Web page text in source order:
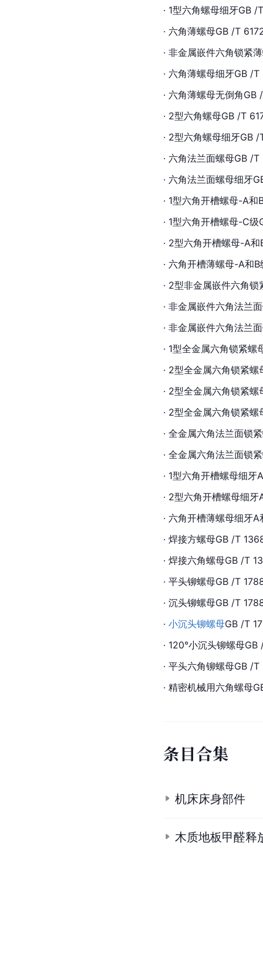
· 1型六角螺母细牙GB
· 六角薄螺母GB /T
· 非金属嵌件六角锁紧
· 六角薄螺母细牙GB /
· 六角薄螺母无倒角GB
· 2型六角螺母GB /T
· 2型六角螺母细牙GB
· 六角法兰面螺母GB /T
· 六角法兰面螺母细牙
· 1型六角开槽螺母-A
· 1型六角开槽螺母-C
· 2型六角开槽螺母-A
· 六角开槽薄螺母-A和
· 2型非金属嵌件六角
· 非金属嵌件六角法兰
· 非金属嵌件六角法兰
· 1型全金属六角锁紧
· 2型全金属六角锁紧
· 2型全金属六角锁紧
· 2型全金属六角锁紧
· 全金属六角法兰面锁
· 全金属六角法兰面锁
· 1型六角开槽螺母细
· 2型六角开槽螺母细
· 六角开槽薄螺母细牙
· 焊接方螺母GB /T
· 焊接六角螺母GB /T
· 平头铆螺母GB /T
· 沉头铆螺母GB /T
· 小沉头铆螺母GB /T
· 120°小沉头铆螺母
· 平头六角铆螺母GB /
· 精密机械用六角螺母
条目合集
机床床身部件
木质地板甲醛释